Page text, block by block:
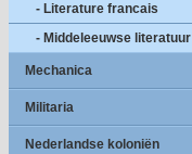
- Literature francais
- Middeleeuwse literatuur
Mechanica
Militaria
Nederlandse koloniën